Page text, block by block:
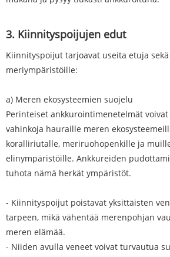
3. Kiinnityspoijujen edut
Kiinnityspoijut tarjoavat useita etuja
meriympäristöille:
a) Meren ekosysteemien suojelu
Perinteiset ankkurointimenetelmät
vahinkoja hauraille meren
koralliriutalle, meriruohopenkille ja
elinympäristöille. Ankkureiden
tuhota nämä herkät ympäristöt.
- Kiinnityspoijut poistavat yksittäisten
tarpeen, mikä vähentää merenpohjan
meren elämää.
- Niiden avulla veneet voivat turvautua